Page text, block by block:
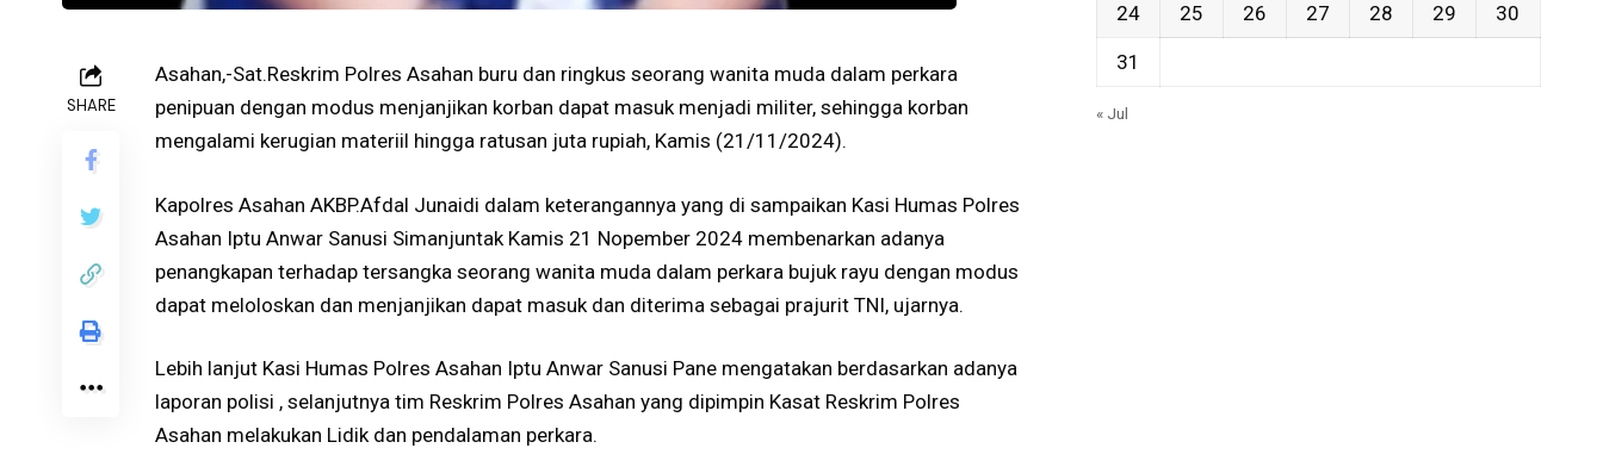
SHARE
Asahan,-Sat.Reskrim Polres Asahan buru dan ringkus seorang wanita muda dalam perkara
penipuan dengan modus menjanjikan korban dapat masuk menjadi militer, sehingga korban
mengalami kerugian materiil hingga ratusan juta rupiah, Kamis (21/11/2024).
Kapolres Asahan AKBP.Afdal Junaidi dalam keterangannya yang di sampaikan Kasi Humas Polres
Asahan Iptu Anwar Sanusi Simanjuntak Kamis 21 Nopember 2024 membenarkan adanya
penangkapan terhadap tersangka seorang wanita muda dalam perkara bujuk rayu dengan modus
dapat meloloskan dan menjanjikan dapat masuk dan diterima sebagai prajurit TNI, ujarnya.
Lebih lanjut Kasi Humas Polres Asahan Iptu Anwar Sanusi Pane mengatakan berdasarkan adanya
laporan polisi , selanjutnya tim Reskrim Polres Asahan yang dipimpin Kasat Reskrim Polres
Asahan melakukan Lidik dan pendalaman perkara.
24 25 26 27 28 29 30
31
« Jul